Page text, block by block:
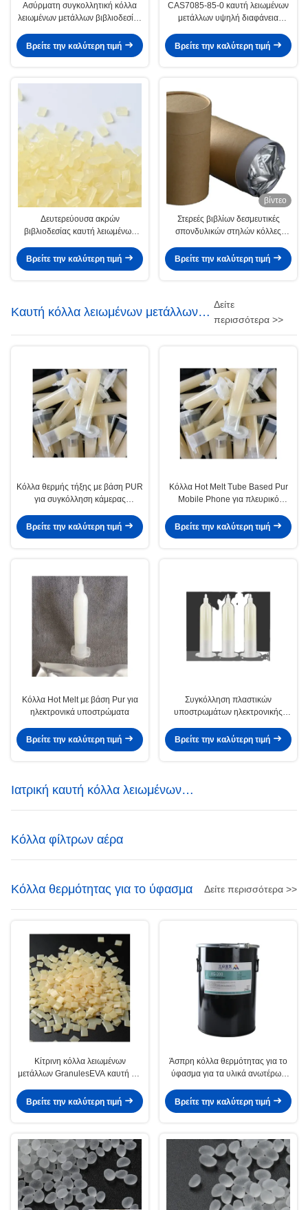
Ασύρματη συγκολλητική κόλλα
λειωμένων μετάλλων βιβλιοδεσίας
βιβλίων
Βρείτε την καλύτερη τιμή
CAS7085-85-0 καυτή λειωμένων
μετάλλων υψηλή διαφάνεια
συγκολλητική στερεά
Βρείτε την καλύτερη τιμή
Δευτερεύουσα ακρών
βιβλιοδεσίας καυτή λειωμένων
σύνδεση βιβλίων κόλλας
Βρείτε την καλύτερη τιμή
βίντεο
Στερεές βιβλίων δεσμευτικές
σπονδυλικών στηλών κόλλες
πολυουρεθάνιου καυτές
Βρείτε την καλύτερη τιμή
Καυτή κόλλα λειωμένων μετάλλων
για την ηλεκτρονική
Δείτε
περισσότερα >>
Κόλλα θερμής τήξης με βάση PUR
για συγκόλληση κάμερας
Βρείτε την καλύτερη τιμή
Κόλλα Hot Melt Tube Based Pur
Mobile Phone για πλευρικό
Βρείτε την καλύτερη τιμή
Κόλλα Hot Melt με βάση Pur για
ηλεκτρονικά υποστρώματα
Βρείτε την καλύτερη τιμή
Συγκόλληση πλαστικών
υποστρωμάτων ηλεκτρονικής
Βρείτε την καλύτερη τιμή
Ιατρική καυτή κόλλα λειωμένων
μετάλλων
Κόλλα φίλτρων αέρα
Κόλλα θερμότητας για το ύφασμα Δείτε περισσότερα >>
Κίτρινη κόλλα λειωμένων
μετάλλων GranulesEVA καυτή για
Βρείτε την καλύτερη τιμή
Άσπρη κόλλα θερμότητας για το
ύφασμα για τα υλικά ανωτέρων
Βρείτε την καλύτερη τιμή